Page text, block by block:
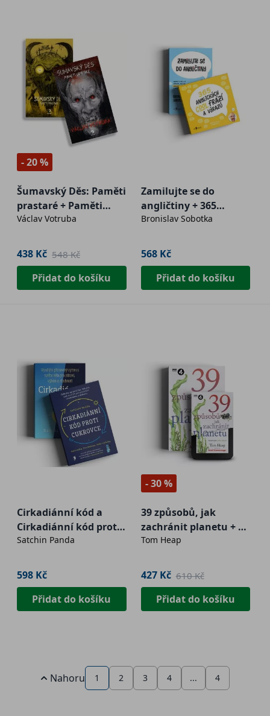
- 20 %
Šumavský Děs: Paměti
prastaré + Paměti
upírské
Václav Votruba
438 Kč 548 Kč
Přidat do košíku
Zamilujte se do
angličtiny + 365
anglických cool frází a
Bronislav Sobotka
568 Kč
Přidat do košíku
Cirkadiánní kód a
Cirkadiánní kód proti
cukrovce
Satchin Panda
598 Kč
Přidat do košíku
- 30 %
39 způsobů, jak
zachránit planetu + e-
kniha
Tom Heap
427 Kč 610 Kč
Přidat do košíku
Nahoru 1 2 3 4 ... 4